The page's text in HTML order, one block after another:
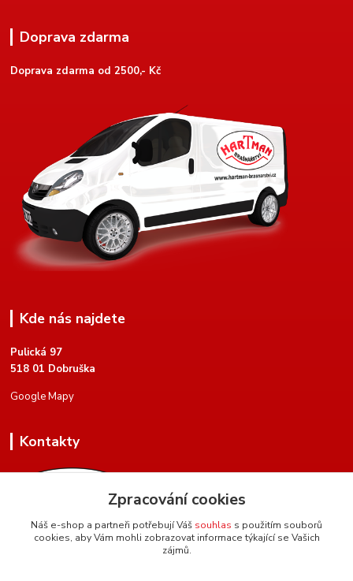
Doprava zdarma
Doprava zdarma od 2500,- Kč
Kde nás najdete
Pulická 97
518 01 Dobruška
Google Mapy
Kontakty
+420 604 134 951
Zpracování cookies
Náš e-shop a partneři potřebují Váš souhlas s použitím souborů
cookies, aby Vám mohli zobrazovat informace týkající se Vašich
zájmů.